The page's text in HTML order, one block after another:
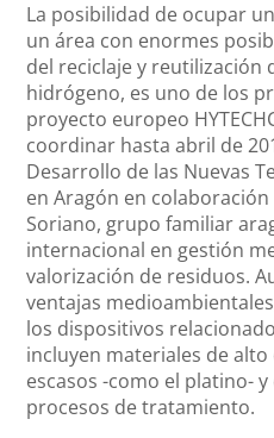
La posibilidad de ocupar
un área con enormes
del reciclaje y reutilización
hidrógeno, es uno de los
proyecto europeo
coordinar hasta abril de
Desarrollo de las Nuevas
en Aragón en
Soriano, grupo familiar
internacional en gestión
valorización de residuos.
ventajas
los dispositivos
incluyen materiales de
escasos -como el platino-
procesos de tratamiento.